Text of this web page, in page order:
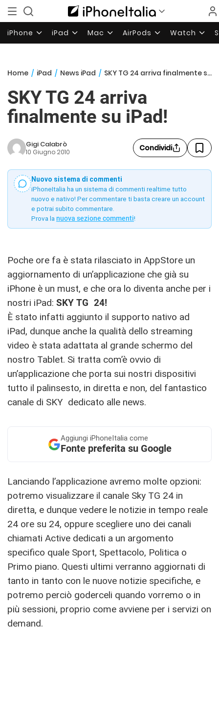
iPhone iPad Mac AirPods Watch
Home / iPad / News iPad / SKY TG 24 arriva finalmente su iPad!
SKY TG 24 arriva
finalmente su iPad!
Gigi Calabrò
10 Giugno 2010 Condividi
Nuovo sistema di commenti
iPhoneItalia ha un sistema di commenti realtime tutto
nuovo e nativo! Per commentare ti basta creare un account
e potrai subito commentare.
Prova la nuova sezione commenti!
Poche ore fa è stata rilasciato in AppStore un
aggiornamento di un’applicazione che già su
iPhone è un must, e che ora lo diventa anche per i
nostri iPad: SKY TG 24!
È stato infatti aggiunto il supporto nativo ad
iPad, dunque anche la qualità dello streaming
video è stata adattata al grande schermo del
nostro Tablet. Si tratta com’è ovvio di
un’applicazione che porta sui nostri dispositivi
tutto il palinsesto, in diretta e non, del fantastico
canale di SKY dedicato alle news.
Aggiungi iPhoneItalia come
Fonte preferita su Google
Lanciando l’applicazione avremo molte opzioni:
potremo visualizzare il canale Sky TG 24 in
diretta, e dunque vedere le notizie in tempo reale
24 ore su 24, oppure scegliere uno dei canali
chiamati Active dedicati a un argomento
specifico quale Sport, Spettacolo, Politica o
Primo piano. Questi ultimi verranno aggiornati di
tanto in tanto con le nuove notizie specifiche, e
potremo perciò goderceli quando vorremo o in
più sessioni, proprio come avviene per i servizi on
demand.